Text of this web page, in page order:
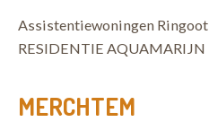
Assistentiewoningen Ringoot
RESIDENTIE AQUAMARIJN
MERCHTEM